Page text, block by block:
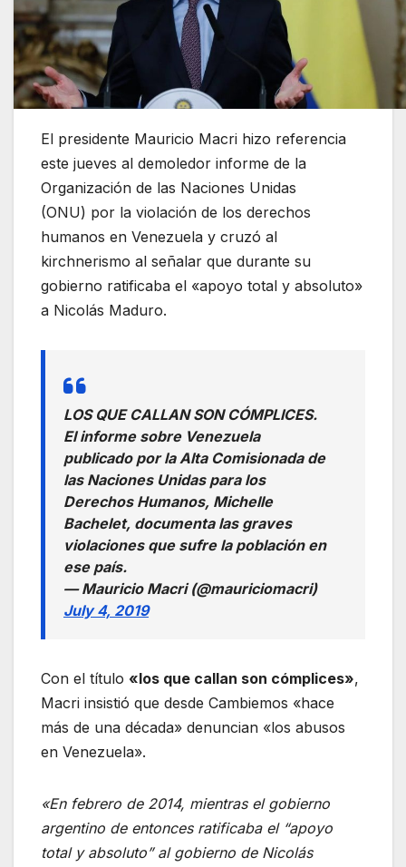
El presidente Mauricio Macri hizo referencia
este jueves al demoledor informe de la
Organización de las Naciones Unidas
(ONU) por la violación de los derechos
humanos en Venezuela y cruzó al
kirchnerismo al señalar que durante su
gobierno ratificaba el «apoyo total y absoluto»
a Nicolás Maduro.
LOS QUE CALLAN SON CÓMPLICES.
El informe sobre Venezuela
publicado por la Alta Comisionada de
las Naciones Unidas para los
Derechos Humanos, Michelle
Bachelet, documenta las graves
violaciones que sufre la población en
ese país.
— Mauricio Macri (@mauriciomacri)
July 4, 2019
Con el título «los que callan son cómplices»,
Macri insistió que desde Cambiemos «hace
más de una década» denuncian «los abusos
en Venezuela».
«En febrero de 2014, mientras el gobierno
argentino de entonces ratificaba el “apoyo
total y absoluto” al gobierno de Nicolás